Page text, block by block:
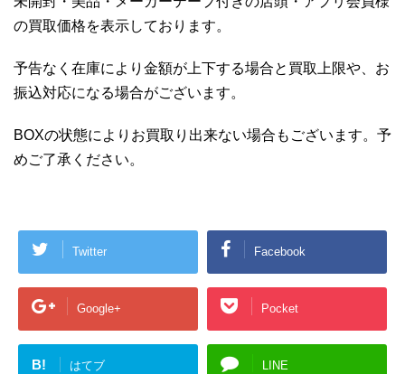
の買取価格を表示しております。
予告なく在庫により金額が上下する場合と買取上限や、お
振込対応になる場合がございます。
BOXの状態によりお買取り出来ない場合もございます。予
めご了承ください。
Twitter Facebook
Google+ Pocket
B! はてブ LINE